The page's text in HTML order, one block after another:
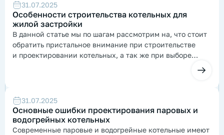
31.07.2025
​Особенности строительства котельных для
жилой застройки
В данной статье мы по шагам рассмотрим на, что стоит
обратить пристальное внимание при строительстве
и проектировании котельных, а так же при выборе
31.07.2025
Основные ошибки проектирования паровых и
водогрейных котельных
Современные паровые и водогрейные котельные имеют